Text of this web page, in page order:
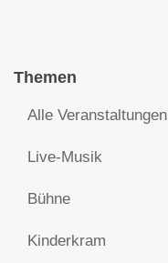
Themen
Alle Veranstaltungen
Live-Musik
Bühne
Kinderkram